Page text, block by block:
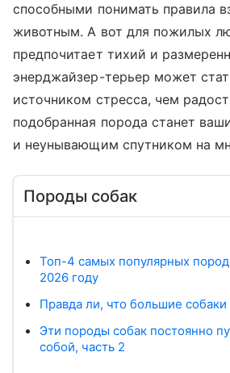
способными понимать правила
животным. А вот для пожилых
предпочитает тихий и
энерджайзер-терьер может
источником стресса, чем
подобранная порода станет
и неунывающим спутником на
Породы собак
Топ-4 самых популярных пород
2026 году
Правда ли, что большие
Эти породы собак постоянно
собой, часть 2